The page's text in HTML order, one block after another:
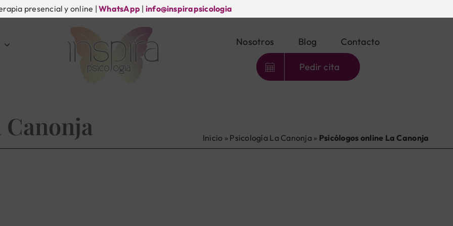
presencial y online |WhatsApp | info@inspirapsicologia
Nosotros Blog Contacto
Pedir cita
Inicio » Psicología La Canonja » Psicólogos online La Canonja